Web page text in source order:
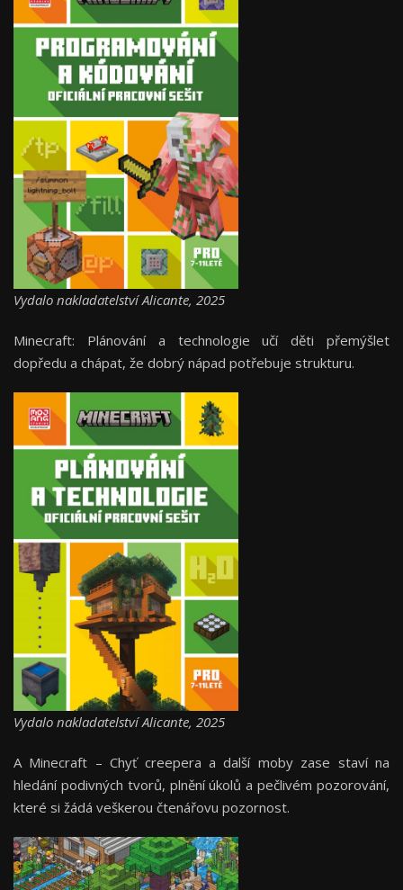
Vydalo nakladatelství Alicante, 2025
Minecraft: Plánování a technologie učí děti přemýšlet
dopředu a chápat, že dobrý nápad potřebuje strukturu.
Vydalo nakladatelství Alicante, 2025
A Minecraft – Chyť creepera a další moby zase staví na
hledání podivných tvorů, plnění úkolů a pečlivém pozorování,
které si žádá veškerou čtenářovu pozornost.